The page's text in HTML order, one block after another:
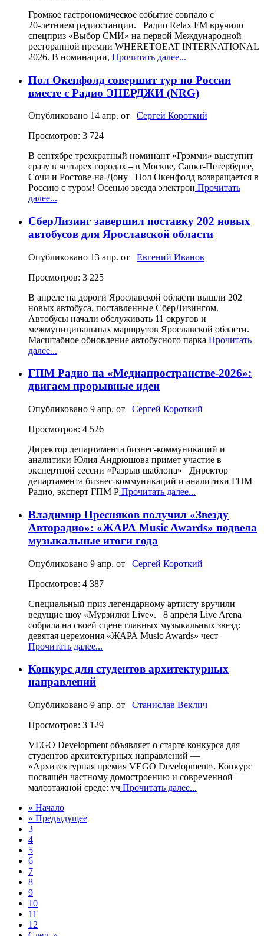
Громкое гастрономическое событие совпало с
20‑летнием радиостанции. Радио Relax FM вручило
спецприз «Выбор СМИ» на первой Международной
ресторанной премии WHERETOEAT INTERNATIONAL
2026. В номинации, Прочитать далее...
Пол Окенфолд совершит тур по России
вместе с Радио ЭНЕРДЖИ (NRG)
Опубликовано 14 апр. от Сергей Короткий
Просмотров: 3 724
В сентябре трехкратный номинант «Грэмми» выступит
сразу в четырех городах – в Москве, Санкт-Петербурге,
Сочи и Ростове-на-Дону Пол Окенфолд возвращается в
Россию с туром! Осенью звезда электрон Прочитать
далее...
СберЛизинг завершил поставку 202 новых
автобусов для Ярославской области
Опубликовано 13 апр. от Евгений Иванов
Просмотров: 3 225
В апреле на дороги Ярославской области вышли 202
новых автобуса, поставленные СберЛизингом.
Автобусы начали обслуживать 11 округов и
межмуниципальных маршрутов Ярославской области.
Масштабное обновление автобусного парка Прочитать
далее...
ГПМ Радио на «Медиапространстве-2026»:
двигаем прорывные идеи
Опубликовано 9 апр. от Сергей Короткий
Просмотров: 4 526
Директор департамента бизнес-коммуникаций и
аналитики Юлия Андрюшова примет участие в
экспертной сессии «Разрыв шаблона» Директор
департамента бизнес‑коммуникаций и аналитики ГПМ
Радио, эксперт ГПМ Р Прочитать далее...
Владимир Пресняков получил «Звезду
Авторадио»: «ЖАРА Music Awards» подвела
музыкальные итоги года
Опубликовано 9 апр. от Сергей Короткий
Просмотров: 4 387
Специальный приз легендарному артисту вручили
ведущие шоу «Мурзилки Live». 8 апреля Live Arena
собрала на своей сцене главных музыкальных звезд:
девятая церемония «ЖАРА Music Awards» чест
Прочитать далее...
Конкурс для студентов архитектурных
направлений
Опубликовано 9 апр. от Станислав Веклич
Просмотров: 3 129
VEGO Development объявляет о старте конкурса для
студентов архитектурных направлений —
«Архитектурная премия VEGO Development». Конкурс
посвящён частному домостроению и современной
малоэтажной среде: уч Прочитать далее...
« Начало
« Предыдущее
3
4
5
6
7
8
9
10
11
12